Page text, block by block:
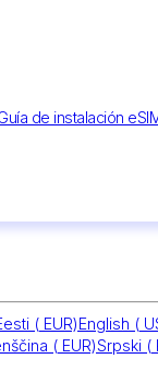
de instalación
( EUR)English (
( EUR)Srpski (